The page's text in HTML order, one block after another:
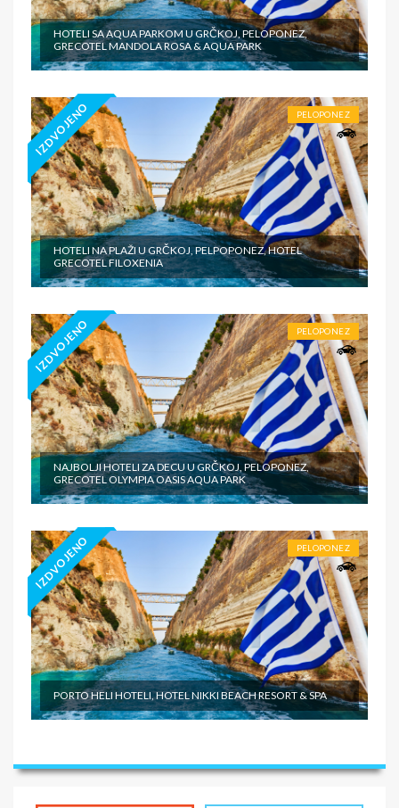
HOTELI SA AQUA PARKOM U GRČKOJ, PELOPONEZ,
GRECOTEL MANDOLA ROSA & AQUA PARK
IZDVOJENO PELOPONEZ
HOTELI NA PLAŽI U GRČKOJ, PELPOPONEZ, HOTEL
GRECOTEL FILOXENIA
IZDVOJENO PELOPONEZ
NAJBOLJI HOTELI ZA DECU U GRČKOJ, PELOPONEZ,
GRECOTEL OLYMPIA OASIS AQUA PARK
IZDVOJENO PELOPONEZ
PORTO HELI HOTELI, HOTEL NIKKI BEACH RESORT & SPA